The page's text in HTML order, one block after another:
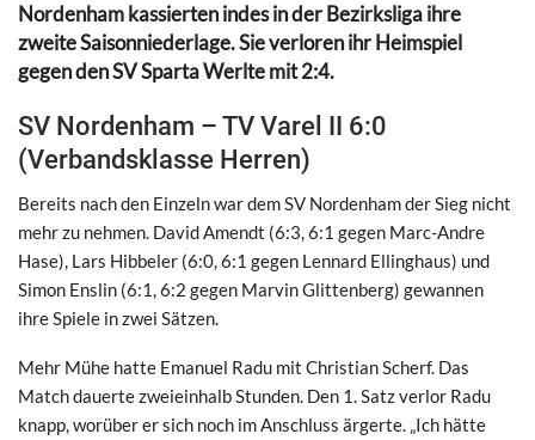
Nordenham kassierten indes in der Bezirksliga ihre
zweite Saisonniederlage. Sie verloren ihr Heimspiel
gegen den SV Sparta Werlte mit 2:4.
SV Nordenham – TV Varel II 6:0
(Verbandsklasse Herren)
Bereits nach den Einzeln war dem SV Nordenham der Sieg nicht
mehr zu nehmen. David Amendt (6:3, 6:1 gegen Marc-Andre
Hase), Lars Hibbeler (6:0, 6:1 gegen Lennard Ellinghaus) und
Simon Enslin (6:1, 6:2 gegen Marvin Glittenberg) gewannen
ihre Spiele in zwei Sätzen.
Mehr Mühe hatte Emanuel Radu mit Christian Scherf. Das
Match dauerte zweieinhalb Stunden. Den 1. Satz verlor Radu
knapp, worüber er sich noch im Anschluss ärgerte. „Ich hätte